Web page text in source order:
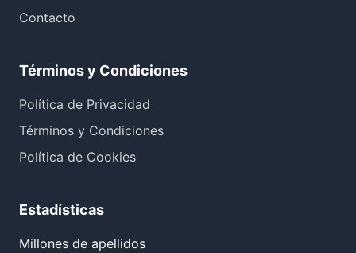
Contacto
Términos y Condiciones
Política de Privacidad
Términos y Condiciones
Política de Cookies
Estadísticas
Millones de apellidos